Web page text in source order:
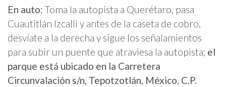
En auto: Toma la autopista a Querétaro, pasa
Cuautitlán Izcalli y antes de la caseta de cobro,
desvíate a la derecha y sigue los señalamientos
para subir un puente que atraviesa la autopista; el
parque está ubicado en la Carretera
Circunvalación s/n, Tepotzotlán, México, C.P.